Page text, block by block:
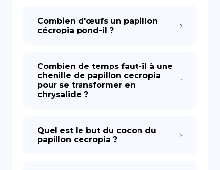
Combien d'œufs un papillon
cécropia pond-il ?
Combien de temps faut-il à une
chenille de papillon cecropia
pour se transformer en
chrysalide ?
Quel est le but du cocon du
papillon cecropia ?